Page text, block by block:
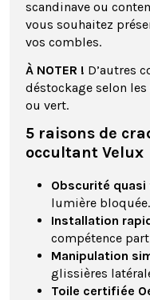
scandinave ou
vous souhaitez
vos combles.
À NOTER ! D’autres
déstockage selon
ou vert.
5 raisons de
occultant Velux
Obscurité
lumière bloquée.
Installation
compétence
Manipulation
glissières
Toile certifiée